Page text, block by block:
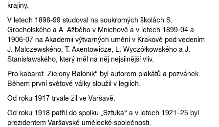
krajiny.
V letech 1898-99 studoval na soukromých školách S.
Grocholského a A. Ažbého v Mnichově a v letech 1899-04 a
1906-07 na Akademii výtvarných umění v Krakově pod vedením
J. Malczewského, T. Axentowicze, L. Wyczółkowského a J.
Stanisławského, který měl na něj nejsilnější vliv.
Pro kabaret Zielony Balonik“ byl autorem plakátů a pozvánek.
Během první světové války sloužil v legiích.
Od roku 1917 trvale žil ve Varšavě.
Od roku 1918 patřil do spolku „Sztuka“ a v letech 1921–25 byl
prezidentem Varšavské umělecké společnosti.